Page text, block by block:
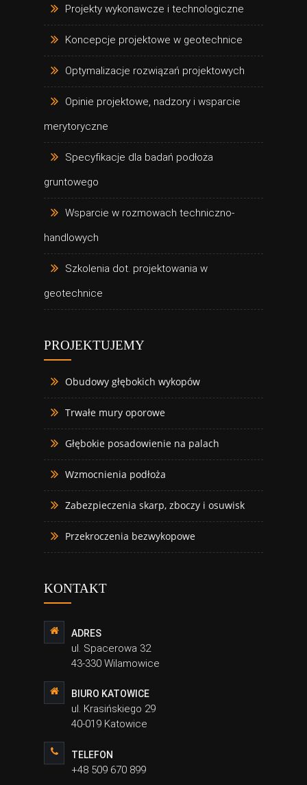
Projekty wykonawcze i technologiczne
Koncepcje projektowe w geotechnice
Optymalizacje rozwiązań projektowych
Opinie projektowe, nadzory i wsparcie
merytoryczne
Specyfikacje dla badań podłoża
gruntowego
Wsparcie w rozmowach techniczno-
handlowych
Szkolenia dot. projektowania w
geotechnice
PROJEKTUJEMY
Obudowy głębokich wykopów
Trwałe mury oporowe
Głębokie posadowienie na palach
Wzmocnienia podłoża
Zabezpieczenia skarp, zboczy i osuwisk
Przekroczenia bezwykopowe
KONTAKT
ADRES
ul. Spacerowa 32
43-330 Wilamowice
BIURO KATOWICE
ul. Krasińskiego 29
40-019 Katowice
TELEFON
+48 509 670 899